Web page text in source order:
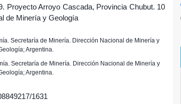
Proyecto Arroyo Cascada, Provincia Chubut. 10
de Minería y Geología
Secretaría de Minería. Dirección Nacional de Minería y
Argentina.
Secretaría de Minería. Dirección Nacional de Minería y
Argentina.
1631